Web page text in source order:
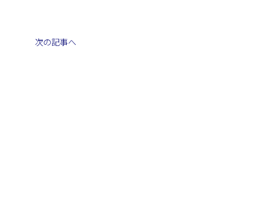
次の記事へ